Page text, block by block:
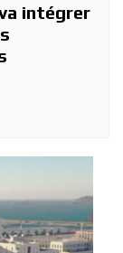
intégrer